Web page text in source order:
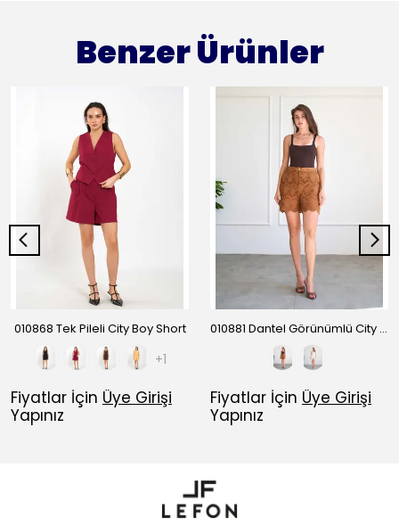
Benzer Ürünler
010868 Tek Pileli City Boy Short
+1
Fiyatlar İçin Üye Girişi
Yapınız
010881 Dantel Görünümlü City Boy Short
Fiyatlar İçin Üye Girişi
Yapınız